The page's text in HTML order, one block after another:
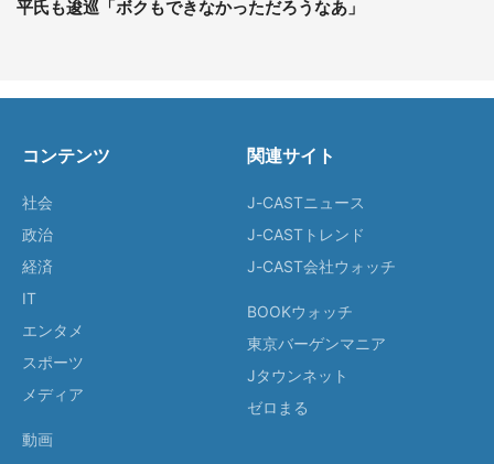
平氏も逡巡「ボクもできなかっただろうなあ」
コンテンツ
社会
政治
経済
IT
エンタメ
スポーツ
メディア
動画
関連サイト
J-CASTニュース
J-CASTトレンド
J-CAST会社ウォッチ
BOOKウォッチ
東京バーゲンマニア
Jタウンネット
ゼロまる